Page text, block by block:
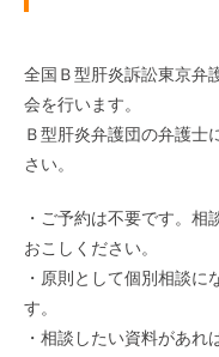
全国Ｂ型肝炎訴訟東京弁
会を行います。
Ｂ型肝炎弁護団の弁護士
さい。
・ご予約は不要です。
おこしください。
・原則として個別相談に
す。
・相談したい資料があれ